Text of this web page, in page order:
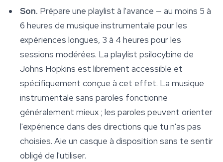
Son. Prépare une playlist à l'avance — au moins 5 à
6 heures de musique instrumentale pour les
expériences longues, 3 à 4 heures pour les
sessions modérées. La playlist psilocybine de
Johns Hopkins est librement accessible et
spécifiquement conçue à cet effet. La musique
instrumentale sans paroles fonctionne
généralement mieux ; les paroles peuvent orienter
l'expérience dans des directions que tu n'as pas
choisies. Aie un casque à disposition sans te sentir
obligé de l'utiliser.